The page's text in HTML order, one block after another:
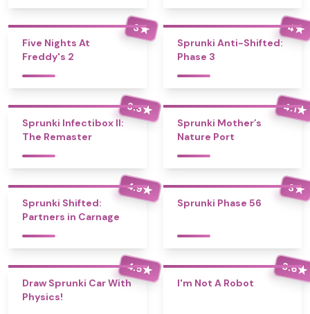
3★
Five Nights At
Freddy's 2
4★
Sprunki Anti-Shifted:
Phase 3
3.3★
Sprunki Infectibox II:
The Remaster
4.1★
Sprunki Mother’s
Nature Port
4.9★
Sprunki Shifted:
Partners in Carnage
3★
Sprunki Phase 56
4.5★
Draw Sprunki Car With
Physics!
3.6★
I'm Not A Robot